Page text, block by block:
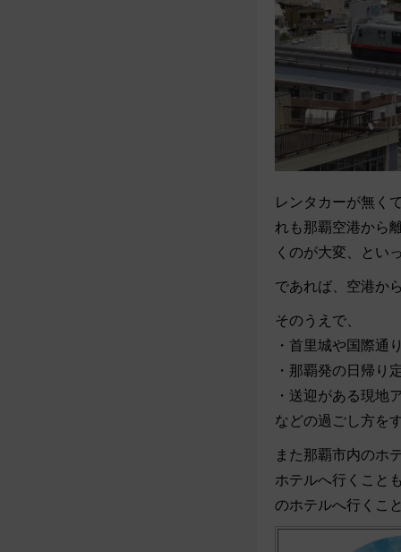
レンタカーが無く
れも那覇空港から
くのが大変、とい
であれば、空港か
そのうえで、
・首里城や国際通
・那覇発の日帰り
・送迎がある現地
などの過ごし方を
また那覇市内のホ
ホテルへ行くこと
のホテルへ行くこ